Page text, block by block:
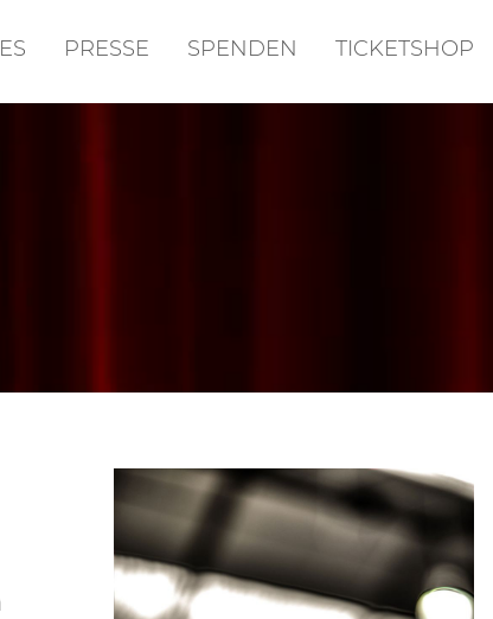
PRESSE SPENDEN TICKETSHOP